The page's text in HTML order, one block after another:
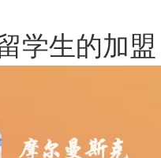
学生的加盟